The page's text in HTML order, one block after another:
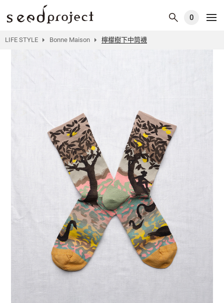
0
LIFE STYLE Bonne Maison 檸檬樹下中筒襪